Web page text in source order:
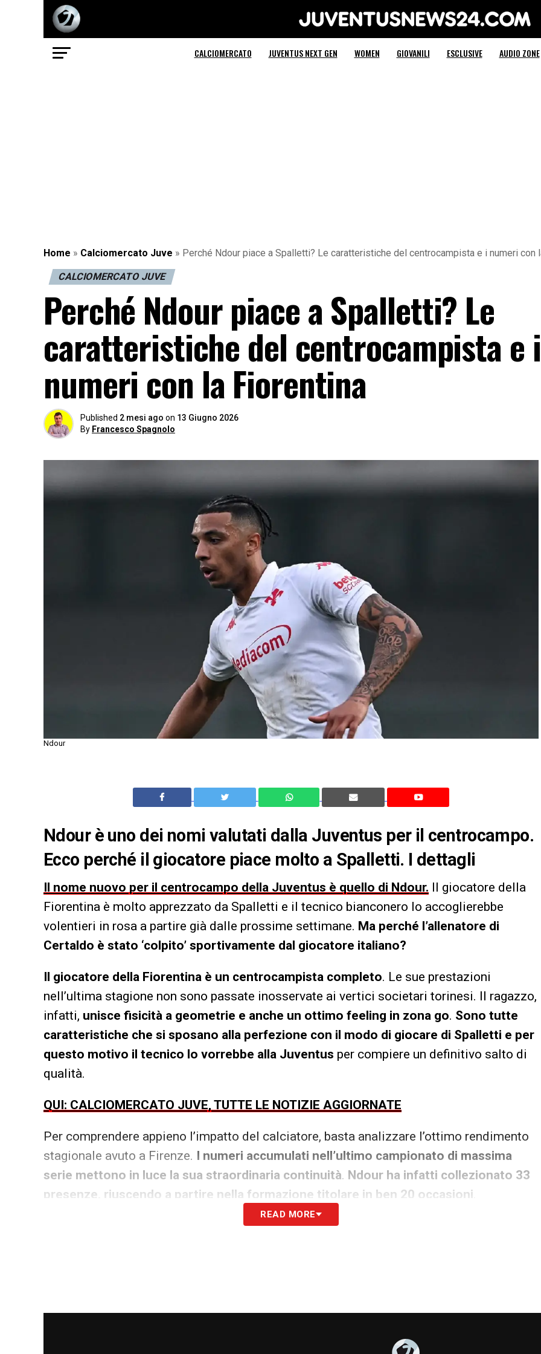
Juventus News 24
CALCIOMERCATO JUVENTUS NEXT GEN WOMEN GIOVANILI ESCLUSIVE AUDIO ZONE
Home » Calciomercato Juve » Perché Ndour piace a Spalletti? Le caratteristiche del centrocampista e i numeri con
CALCIOMERCATO JUVE
Perché Ndour piace a Spalletti? Le
caratteristiche del centrocampista e i
numeri con la Fiorentina
Published 2 mesi ago on 13 Giugno 2026
By Francesco Spagnolo
Ndour
Ndour è uno dei nomi valutati dalla Juventus per il centrocampo.
Ecco perché il giocatore piace molto a Spalletti. I dettagli
Il nome nuovo per il centrocampo della Juventus è quello di Ndour. Il giocatore della
Fiorentina è molto apprezzato da Spalletti e il tecnico bianconero lo accoglierebbe
volentieri in rosa a partire già dalle prossime settimane. Ma perché l’allenatore di
Certaldo è stato ‘colpito’ sportivamente dal giocatore italiano?
Il giocatore della Fiorentina è un centrocampista completo. Le sue prestazioni
nell’ultima stagione non sono passate inosservate ai vertici societari torinesi. Il ragazzo,
infatti, unisce fisicità a geometrie e anche un ottimo feeling in zona go. Sono tutte
caratteristiche che si sposano alla perfezione con il modo di giocare di Spalletti e per
questo motivo il tecnico lo vorrebbe alla Juventus per compiere un definitivo salto di
qualità.
QUI: CALCIOMERCATO JUVE, TUTTE LE NOTIZIE AGGIORNATE
Per comprendere appieno l’impatto del calciatore, basta analizzare l’ottimo rendimento
stagionale avuto a Firenze. I numeri accumulati nell’ultimo campionato di massima
serie mettono in luce la sua straordinaria continuità. Ndour ha infatti collezionato 33
presenze, riuscendo a partire nella formazione titolare in ben 20 occasioni
La sua gestione sul terreno di gioco è stata sapiente, con una media fissa di 57 minuti a
, con una media realizzativa complessiva di 0.09 goal a partita.
READ MORE